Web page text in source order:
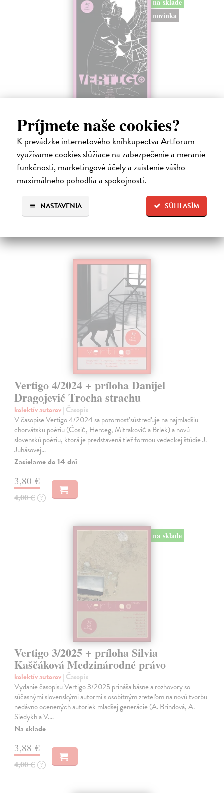
Príjmete naše cookies?
K prevádzke internetového kníhkupectva Artforum
využívame cookies slúžiace na zabezpečenie a meranie
funkčnosti, marketingové účely a zaistenie vášho
maximálneho pohodlia a spokojnosti.
SÚHLASÍM
NASTAVENIA
novinka
Vertigo 1/2026 + príloha Rudolf Jurolek
Tralali
kolektív autorov| Časopis
Vydanie časopisu Vertigo 1/2026 prináša básne a rozhovory so
súčasnými slovenskými a zahraničnými autormi (s Ulrikkou S.
Gernes, Viggom Mortensenom a Elenou Hidvéghyovou-Yung),
ktoré dopĺňa najnovšia poézia…
3,60 €
Vertigo 4/2024 + príloha Danijel
Dragojević Trocha strachu
kolektív autorov| Časopis
V časopise Vertigo 4/2024 sa pozornosť sústreďuje na najmladšiu
chorvátsku poéziu (Ćosić, Herceg, Mitraković a Brlek) a novú
slovenskú poéziu, ktorá je predstavená tiež formou vedeckej štúdie J.
Juhásovej…
Zasielame do 14 dní
3,80 €
4,00 € ?
na sklade
Vertigo 3/2025 + príloha Silvia
Kaščáková Medzinárodné právo
kolektív autorov| Časopis
Vydanie časopisu Vertigo 3/2025 prináša básne a rozhovory so
súčasnými slovenskými autormi s osobitným zreteľom na novú tvorbu
nedávno ocenených autoriek mladšej generácie (A. Brindová, A.
Siedykh a V.…
Na sklade
3,88 €
4,00 € ?